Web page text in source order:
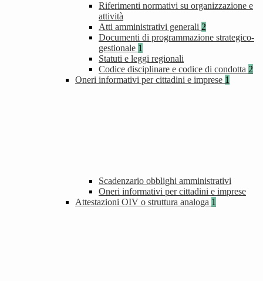
Riferimenti normativi su organizzazione e
attività
Atti amministrativi generali 2
Documenti di programmazione strategico-
gestionale 1
Statuti e leggi regionali
Codice disciplinare e codice di condotta 2
Oneri informativi per cittadini e imprese 1
Scadenzario obblighi amministrativi
Oneri informativi per cittadini e imprese
Attestazioni OIV o struttura analoga 1